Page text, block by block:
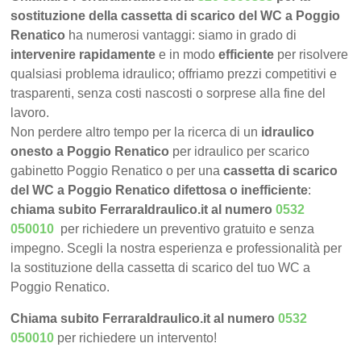
sostituzione della cassetta di scarico del WC a Poggio
Renatico ha numerosi vantaggi: siamo in grado di
intervenire rapidamente e in modoefficiente per risolvere
qualsiasi problema idraulico; offriamo prezzi competitivi e
trasparenti, senza costi nascosti o sorprese alla fine del
lavoro.
Non perdere altro tempo per la ricerca di un idraulico
onesto a Poggio Renatico per idraulico per scarico
gabinetto Poggio Renatico o per unacassetta di scarico
del WC a Poggio Renatico difettosa o inefficiente:
chiama subito FerraraIdraulico.it al numero0532
050010 per richiedere un preventivo gratuito e senza
impegno. Scegli la nostra esperienza e professionalità per
la sostituzione della cassetta di scarico del tuo WC a
Poggio Renatico.
Chiama subito FerraraIdraulico.it al numero0532
050010 per richiedere un intervento!